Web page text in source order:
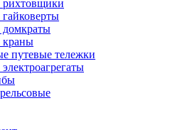
краны
путевые тележки